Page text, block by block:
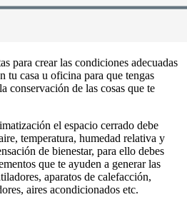
para crear las condiciones adecuadas
tu casa u oficina para que tengas
conservación de las cosas que te
el espacio cerrado debe
temperatura, humedad relativa y
de bienestar, para ello debes
que te ayuden a generar las
aparatos de calefacción,
aires acondicionados etc.